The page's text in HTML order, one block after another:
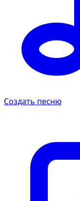
Создать песню